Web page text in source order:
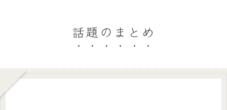
話題のまとめ